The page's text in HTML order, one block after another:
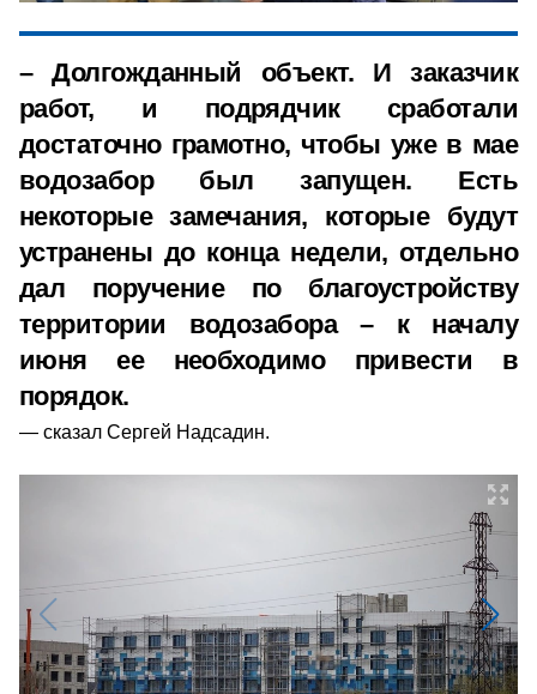
– Долгожданный объект. И заказчик
работ, и подрядчик сработали
достаточно грамотно, чтобы уже в мае
водозабор был запущен. Есть
некоторые замечания, которые будут
устранены до конца недели, отдельно
дал поручение по благоустройству
территории водозабора – к началу
июня ее необходимо привести в
порядок.
сказал Сергей Надсадин.